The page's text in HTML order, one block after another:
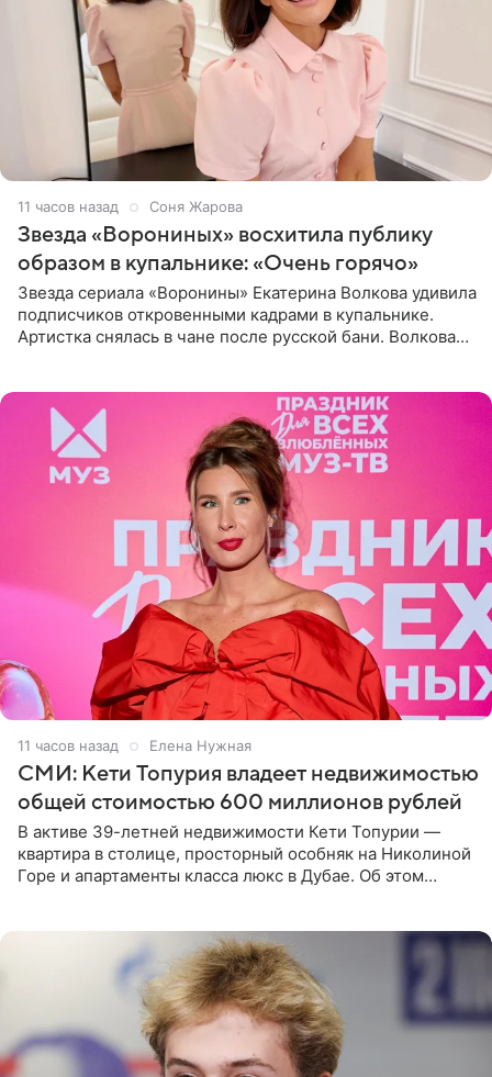
11 часов назад Соня Жарова
Звезда «Ворониных» восхитила публику
образом в купальнике: «Очень горячо»
Звезда сериала «Воронины» Екатерина Волкова удивила
подписчиков откровенными кадрами в купальнике.
Артистка снялась в чане после русской бани. Волкова
11 часов назад Елена Нужная
СМИ: Кети Топурия владеет недвижимостью
общей стоимостью 600 миллионов рублей
В активе 39-летней недвижимости Кети Топурии —
квартира в столице, просторный особняк на Николиной
Горе и апартаменты класса люкс в Дубае. Об этом